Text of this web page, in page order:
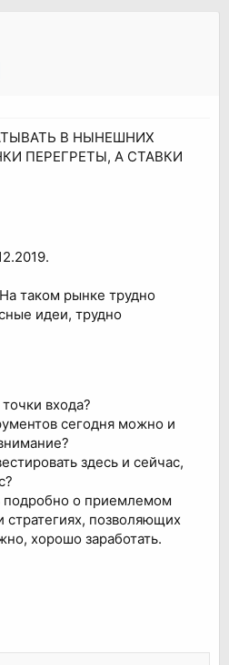
В НЫНЕШНИХ
ПЕРЕГРЕТЫ, А СТАВКИ
таком рынке трудно
идеи, трудно
входа?
сегодня можно и
здесь и сейчас,
подробно о приемлемом
стратегиях, позволяющих
хорошо заработать.